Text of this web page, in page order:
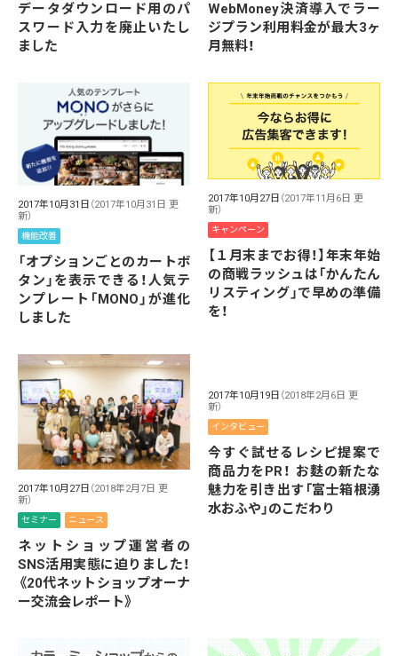
データダウンロード用のパ
スワード入力を廃止いたし
ました
WebMoney決済導入でラー
ジプラン利用料金が最大3ヶ
月無料！
2017年10月31日 （2017年10月31日 更
新）
機能改善
「オプションごとのカートボ
タン」を表示できる！人気テ
ンプレート「MONO」が進化
しました
2017年10月27日 （2017年11月6日 更
新）
キャンペーン
【１月末までお得！】年末年始
の商戦ラッシュは「かんたん
リスティング」で早めの準備
を！
2017年10月27日 （2018年2月7日 更
新）
セミナー ニュース
ネットショップ運営者の
SNS活用実態に迫りました！
《20代ネットショップオーナ
ー交流会レポート》
2017年10月19日 （2018年2月6日 更
新）
インタビュー
今すぐ試せるレシピ提案で
商品力をPR！ お麩の新たな
魅力を引き出す「富士箱根湧
水おふや」のこだわり